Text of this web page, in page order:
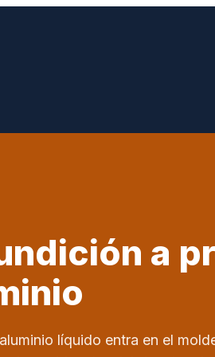
a
líquido entra en el